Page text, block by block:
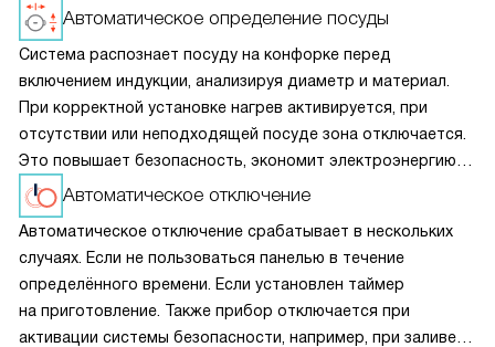
Автоматическое определение посуды
Система распознает посуду на конфорке перед
включением индукции, анализируя диаметр и материал.
При корректной установке нагрев активируется, при
отсутствии или неподходящей посуде зона отключается.
Это повышает безопасность, экономит электроэнергию
и предотвращает перегрев панели, продлевая срок
службы прибора.
Автоматическое отключение
Автоматическое отключение срабатывает в нескольких
случаях. Если не пользоваться панелью в течение
определённого времени. Если установлен таймер
на приготовление. Также прибор отключается при
активации системы безопасности, например, при заливе